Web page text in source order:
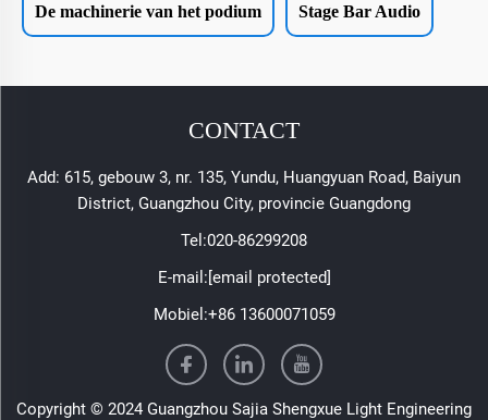
De machinerie van het podium Stage Bar Audio
CONTACT
Add: 615, gebouw 3, nr. 135, Yundu, Huangyuan Road, Baiyun
District, Guangzhou City, provincie Guangdong
Tel:020-86299208
E-mail:[email protected]
Mobiel:+86 13600071059
Copyright © 2024 Guangzhou Sajia Shengxue Light Engineering